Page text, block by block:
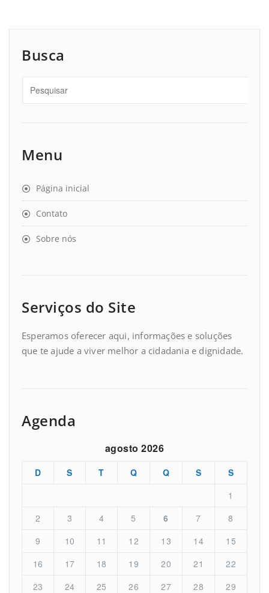
Busca
Menu
Página inicial
Contato
Sobre nós
Serviços do Site
Esperamos oferecer aqui, informações e soluções
que te ajude a viver melhor a cidadania e dignidade.
Agenda
agosto 2026
D S T Q Q S
S
1
2
3 4 5 6 7
8
9
10 11 12 13 14
15
16
17 18 19 20 21
22
23
24 25 26 27 28
29